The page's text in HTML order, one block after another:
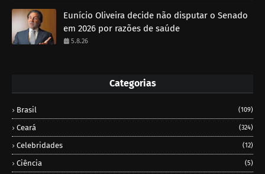
Eunício Oliveira decide não disputar o Senado
em 2026 por razões de saúde
5.8.26
Categorias
Brasil (109)
Ceará (324)
Celebridades (12)
Ciência (5)